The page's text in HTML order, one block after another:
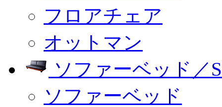
フロアチェア
オットマン
ソファーベッド／
ソファーベッド